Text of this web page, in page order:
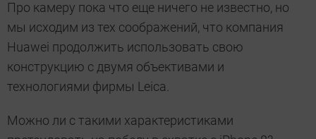
Про камеру пока что еще ничего не известно, но
мы исходим из тех соображений, что компания
Huawei продолжить использовать свою
конструкцию с двумя объективами и
технологиями фирмы Leica.
Можно ли с такими характеристиками